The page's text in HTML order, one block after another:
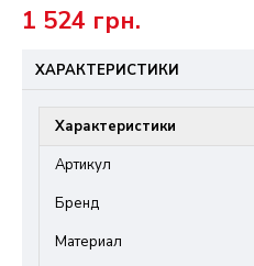
1 524 грн.
ХАРАКТЕРИСТИКИ
Характеристики
Артикул
Бренд
Материал